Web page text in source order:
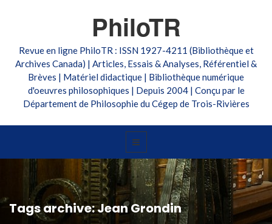
PhiloTR
Revue en ligne PhiloTR : ISSN 1927-4211 (Bibliothèque et
Archives Canada) | Articles, Essais & Analyses, Référentiel &
Brèves | Matériel didactique | Bibliothèque numérique
d'oeuvres philosophiques | Depuis 2004 | Conçu par le
Département de Philosophie du Cégep de Trois-Rivières
Tags archive: Jean Grondin